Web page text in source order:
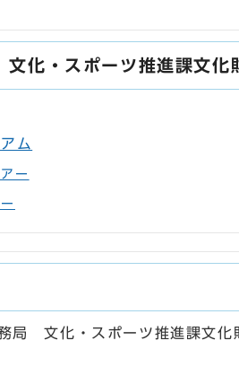
化・スポーツ推進課文化
ム
ー
局 文化・スポーツ推進課文化